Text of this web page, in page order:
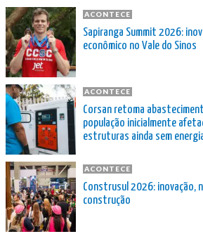
ACONTECE
Sapiranga Summit 2026:
econômico no Vale do Sinos
ACONTECE
Corsan retoma
população inicialmente
estruturas ainda sem
ACONTECE
Construsul 2026: inovação,
construção